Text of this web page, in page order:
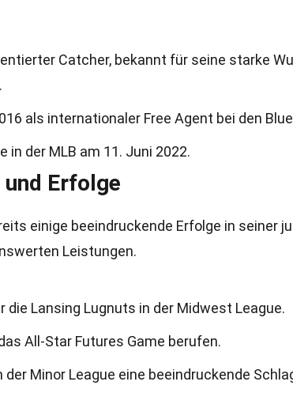
Catcher, bekannt für seine starke
als internationaler Free Agent bei den
in der MLB am 11. Juni 2022.
Erfolge
einige beeindruckende Erfolge in seiner
Leistungen.
die Lansing Lugnuts in der Midwest League.
All-Star Futures Game berufen.
der Minor League eine beeindruckende